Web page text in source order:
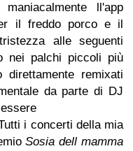
ll'app
il freddo porco e il
alle seguenti
nei palchi piccoli più
remixati
da parte di DJ
i concerti della mia
Sosia dell mamma